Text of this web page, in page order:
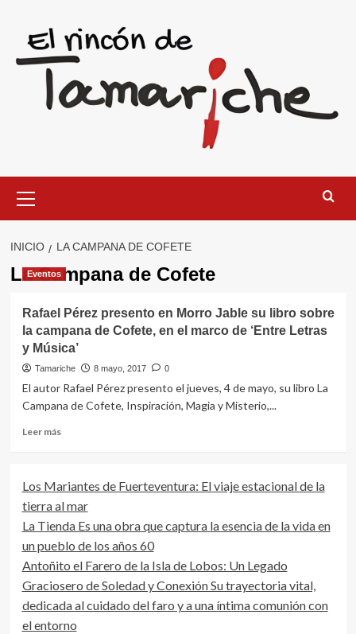
contenido
primario
INICIO LA CAMPANA DE COFETE
La Campana de Cofete
Eventos
Rafael Pérez presento en Morro Jable su libro sobre
la campana de Cofete, en el marco de ‘Entre Letras
y Música’
Tamariche 8 mayo, 2017 0
El autor Rafael Pérez presento el jueves, 4 de mayo, su libro La
Campana de Cofete, Inspiración, Magia y Misterio,...
Leer másLeer
Pérez
presento
en
Morro
Jable
su
sobre
la
campana
Los Mariantes de Fuerteventura: El viaje estacional de la
tierra al mar
La Tienda Es una obra que captura la esencia de la vida en
un pueblo de los años 60
Antoñito el Farero de la Isla de Lobos: Un Legado
Graciosero de Soledad y Conexión Su trayectoria vital,
dedicada al cuidado del faro y a una íntima comunión con
el entorno